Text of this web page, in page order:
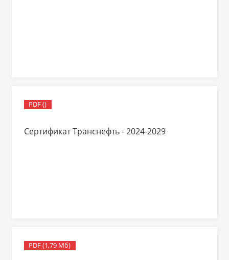
PDF ()
Сертификат Транснефть - 2024-2029
PDF (1,79 Мб)